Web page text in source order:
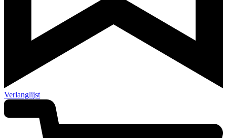
Verlanglijst